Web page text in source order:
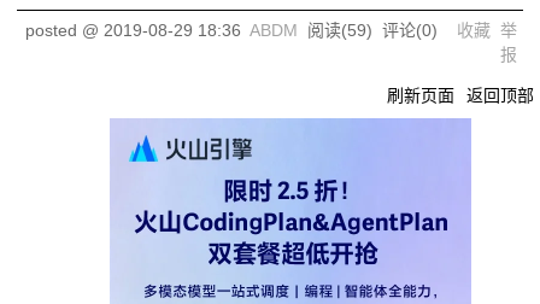
posted @ 2019-08-29 18:36 ABDM 阅读(59) 评论(0) 收藏 举
报
刷新页面 返回顶部